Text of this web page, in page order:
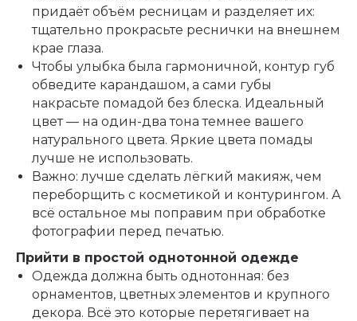
придаёт объём ресницам и разделяет их:
тщательно прокрасьте реснички на внешнем
крае глаза.
Чтобы улыбка была гармоничной, контур губ
обведите карандашом, а сами губы
накрасьте помадой без блеска. Идеальный
цвет — на один-два тона темнее вашего
натурального цвета. Яркие цвета помады
лучше не использовать.
Важно: лучше сделать лёгкий макияж, чем
переборщить с косметикой и контурингом. А
всё остальное мы поправим при обработке
фотографии перед печатью.
Прийти в простой однотонной одежде
Одежда должна быть однотонная: без
орнаментов, цветных элементов и крупного
декора. Всё это которые перетягивает на